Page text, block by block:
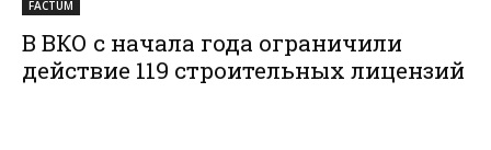
FACTUM
В ВКО с начала года ограничили
действие 119 строительных лицензий